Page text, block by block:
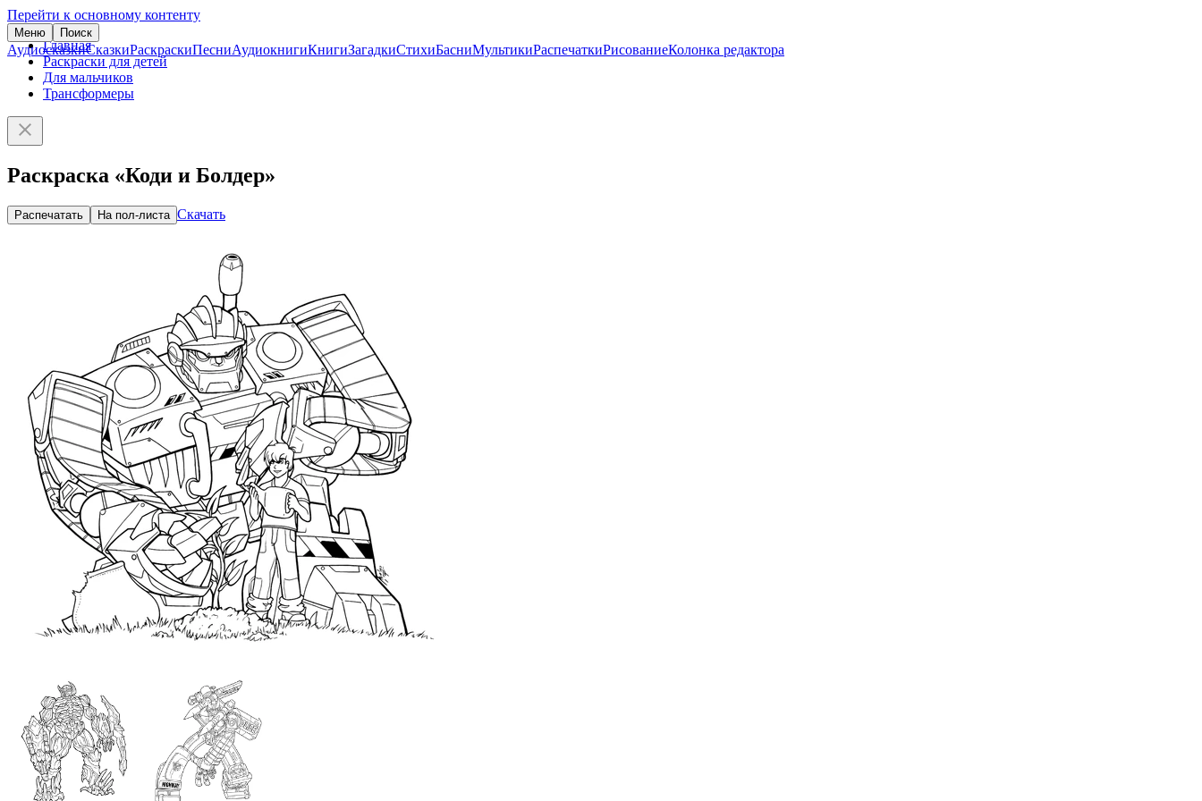
Перейти к основному контенту
Меню Поиск
АудиосказкиСказкиРаскраскиПесниАудиокнигиКнигиЗагадкиСтихиБасниМультикиРаспечаткиРисованиеКолонка редактора
Главная
Раскраски для детей
Для мальчиков
Трансформеры
Раскраска «Коди и Болдер»
Распечатать На пол-листа Скачать